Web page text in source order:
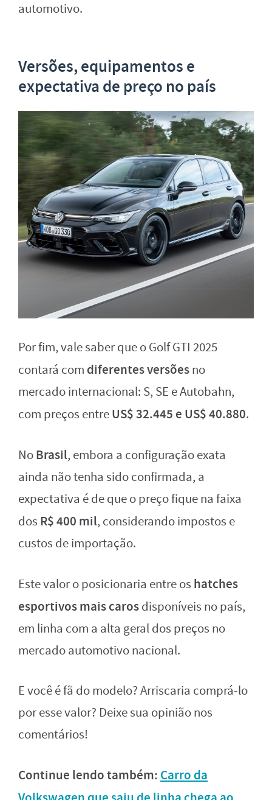
automotivo.
Versões, equipamentos e
expectativa de preço no país
Por fim, vale saber que o Golf GTI 2025
contará com diferentes versõesno
mercado internacional: S, SE e Autobahn,
com preços entreUS$ 32.445 e US$ 40.880.
NoBrasil, embora a configuração exata
ainda não tenha sido confirmada, a
expectativa é de que o preço fique na faixa
dos R$ 400 mil, considerando impostos e
custos de importação.
Este valor o posicionaria entre os hatches
esportivos mais carosdisponíveis no país,
em linha com a alta geral dos preços no
mercado automotivo nacional.
E você é fã do modelo? Arriscaria comprá-lo
por esse valor? Deixe sua opinião nos
comentários!
Continue lendo também: Carro da